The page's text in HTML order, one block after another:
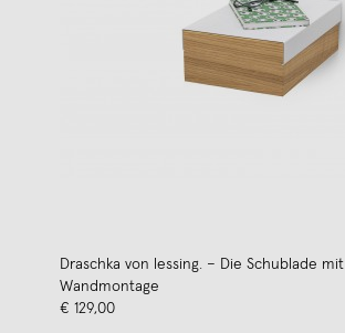
Draschka von lessing. – Die Schublade mit
Wandmontage
€ 129,00